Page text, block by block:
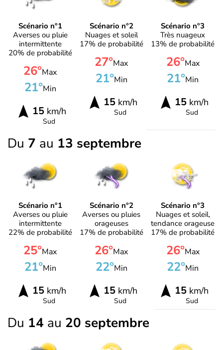
Scénario n°1
Averses ou pluie
intermittente
20% de probabilité
26°Max
21°Min
15km/h
Sud
Scénario n°2
Nuages et soleil
17% de probabilité
27°Max
21°Min
15km/h
Sud
Scénario n°3
Très nuageux
13% de probabilité
26°Max
21°Min
15 km/h
Sud
Du 7 au 13 septembre
Scénario n°1
Averses ou pluie
intermittente
22% de probabilité
25°Max
21°Min
15km/h
Sud
Scénario n°2
Averses ou pluies
orageuses
17% de probabilité
26°Max
22°Min
15km/h
Sud
Scénario n°3
Nuages et soleil,
tendance orageuse
17% de probabilité
26°Max
22°Min
15 km/h
Sud
Du 14 au 20 septembre